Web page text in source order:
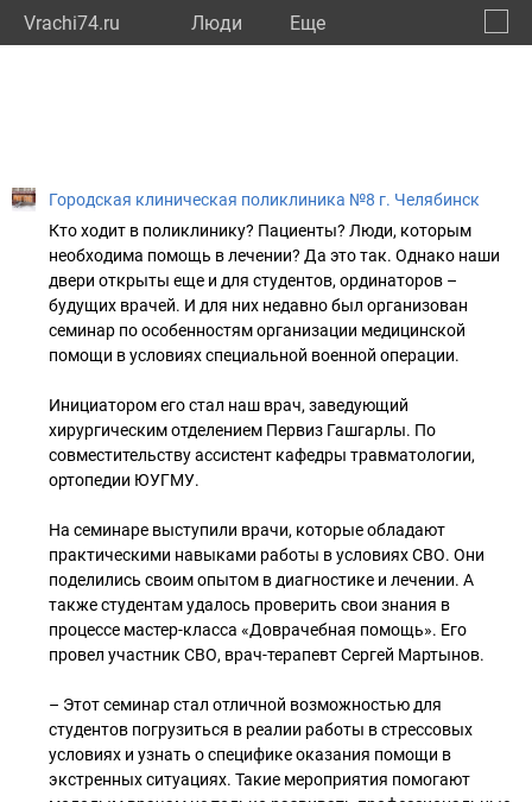
Vrachi74.ru Люди Eще
Городская клиническая поликлиника №8 г. Челябинск
Кто ходит в поликлинику? Пациенты? Люди, которым
необходима помощь в лечении? Да это так. Однако наши
двери открыты еще и для студентов, ординаторов –
будущих врачей. И для них недавно был организован
семинар по особенностям организации медицинской
помощи в условиях специальной военной операции.
Инициатором его стал наш врач, заведующий
хирургическим отделением Первиз Гашгарлы. По
совместительству ассистент кафедры травматологии,
ортопедии ЮУГМУ.
На семинаре выступили врачи, которые обладают
практическими навыками работы в условиях СВО. Они
поделились своим опытом в диагностике и лечении. А
также студентам удалось проверить свои знания в
процессе мастер-класса «Доврачебная помощь». Его
провел участник СВО, врач-терапевт Сергей Мартынов.
– Этот семинар стал отличной возможностью для
студентов погрузиться в реалии работы в стрессовых
условиях и узнать о специфике оказания помощи в
экстренных ситуациях. Такие мероприятия помогают